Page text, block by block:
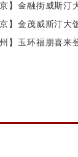
京】金融街威斯汀
京】金茂威斯汀大
州】玉环福朋喜来